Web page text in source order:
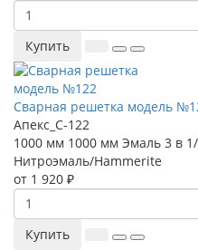
Купить
Сварная решетка модель
Апекс_С-122
1000 мм 1000 мм Эмаль 3 в
Нитроэмаль/Hammerite
от 1 920 ₽
Купить